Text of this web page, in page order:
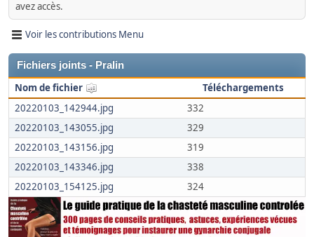
avez accès.
Voir les contributions Menu
Fichiers joints - Pralin
Nom de fichier
Téléchargements
20220103_142944.jpg
332
20220103_143055.jpg
329
20220103_143156.jpg
319
20220103_143346.jpg
338
20220103_154125.jpg
324